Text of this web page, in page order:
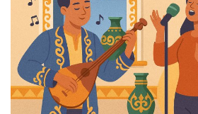
СПЕЦПРОЕКТЫ
СПОРТ
Чек-лист